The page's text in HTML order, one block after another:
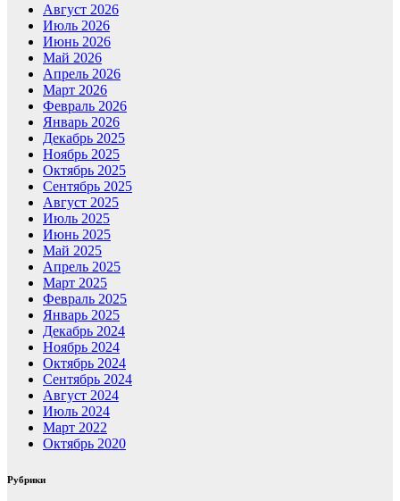
Август 2026
Июль 2026
Июнь 2026
Май 2026
Апрель 2026
Март 2026
Февраль 2026
Январь 2026
Декабрь 2025
Ноябрь 2025
Октябрь 2025
Сентябрь 2025
Август 2025
Июль 2025
Июнь 2025
Май 2025
Апрель 2025
Март 2025
Февраль 2025
Январь 2025
Декабрь 2024
Ноябрь 2024
Октябрь 2024
Сентябрь 2024
Август 2024
Июль 2024
Март 2022
Октябрь 2020
Рубрики